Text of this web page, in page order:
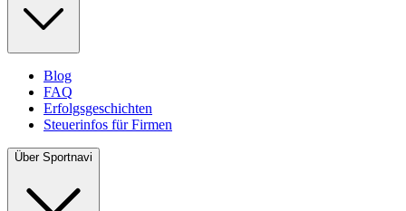
Blog
FAQ
Erfolgsgeschichten
Steuerinfos für Firmen
Über Sportnavi